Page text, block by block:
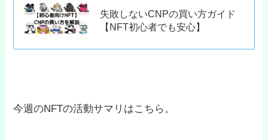
失敗しないCNPの買い方ガイド
【NFT初心者でも安心】
今週のNFTの活動サマリはこちら。